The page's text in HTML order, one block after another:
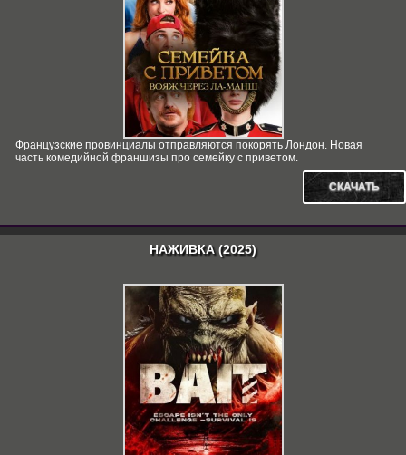
Французские провинциалы отправляются покорять Лондон. Новая
часть комедийной франшизы про семейку с приветом.
СКАЧАТЬ
НАЖИВКА (2025)